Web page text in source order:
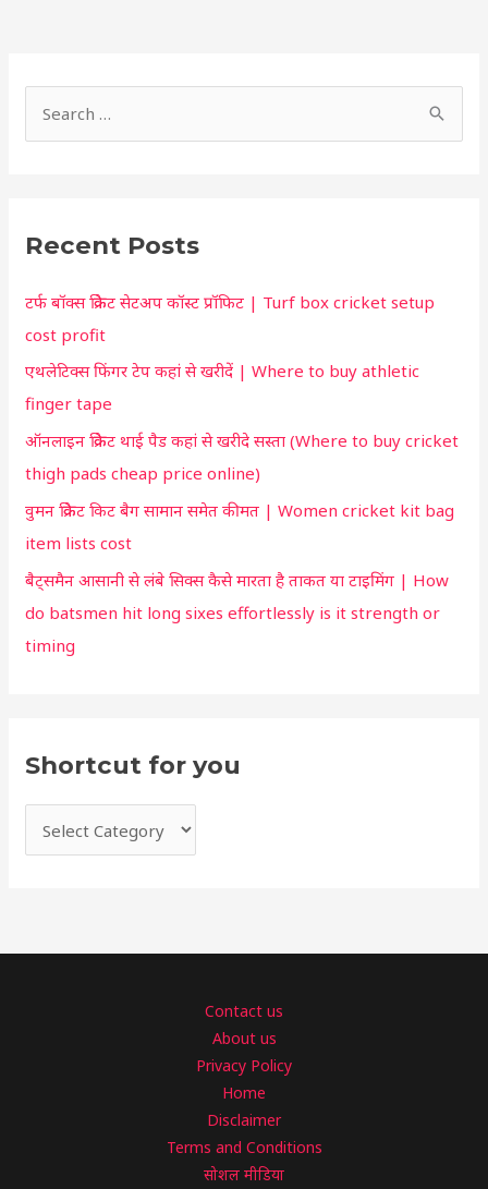
c
f
o
r
:
Recent Posts
टर्फ बॉक्स क्रिकेट सेटअप कॉस्ट प्रॉफिट | Turf box cricket setup
cost profit
एथलेटिक्स फिंगर टेप कहां से खरीदें | Where to buy athletic
finger tape
ऑनलाइन क्रिकेट थाई पैड कहां से खरीदे सस्ता (Where to buy cricket
thigh pads cheap price online)
वुमन क्रिकेट किट बैग सामान समेत कीमत | Women cricket kit bag
item lists cost
बैट्समैन आसानी से लंबे सिक्स कैसे मारता है ताकत या टाइमिंग | How
do batsmen hit long sixes effortlessly is it strength or
timing
Shortcut for you
t
f
o
r
Contact us
About us
Privacy Policy
Home
Disclaimer
Terms and Conditions
सोशल मीडिया